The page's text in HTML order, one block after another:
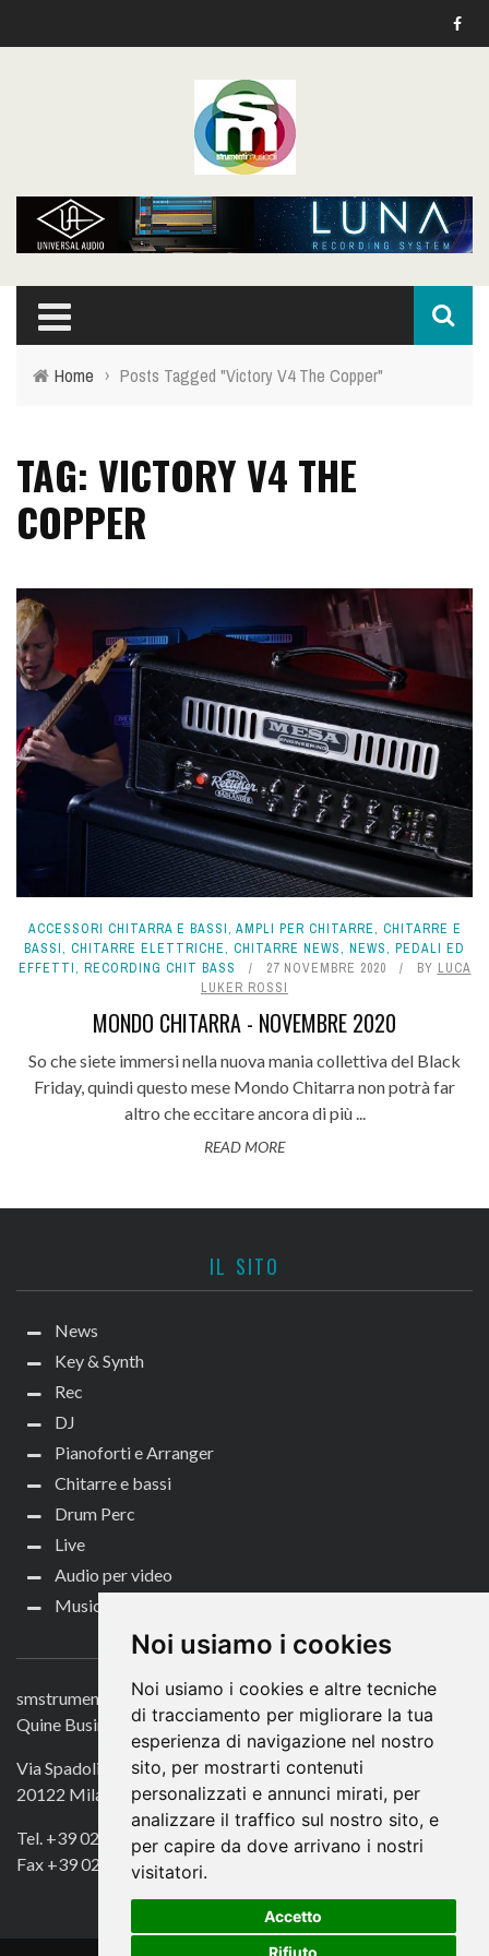
Noi usiamo i cookies
Noi usiamo i cookies e altre tecniche
di tracciamento per migliorare la tua
esperienza di navigazione nel nostro
sito, per mostrarti contenuti
personalizzati e annunci mirati, per
analizzare il traffico sul nostro sito, e
per capire da dove arrivano i nostri
visitatori.
Accetto
Rifiuto
Home › Posts Tagged "Victory V4 The Copper"
TAG: VICTORY V4 THE
COPPER
ACCESSORI CHITARRA E BASSI, AMPLI PER CHITARRE, CHITARRE E
BASSI, CHITARRE ELETTRICHE, CHITARRE NEWS, NEWS, PEDALI ED
EFFETTI, RECORDING CHIT BASS 27 NOVEMBRE 2020 BY LUCA
LUKER ROSSI
MONDO CHITARRA - NOVEMBRE 2020
So che siete immersi nella nuova mania collettiva del Black
Friday, quindi questo mese Mondo Chitarra non potrà far
altro che eccitare ancora di più ...
READ MORE
IL SITO
News
Key & Synth
Rec
DJ
Pianoforti e Arranger
Chitarre e bassi
Drum Perc
Live
Audio per video
Music Life
CONTATTACI
smstrumentimusicali.it
Quine Business Publisher
Via Spadolini 7
20122 Milano
Tel. +39 02 49756990
Fax +39 02 72016740